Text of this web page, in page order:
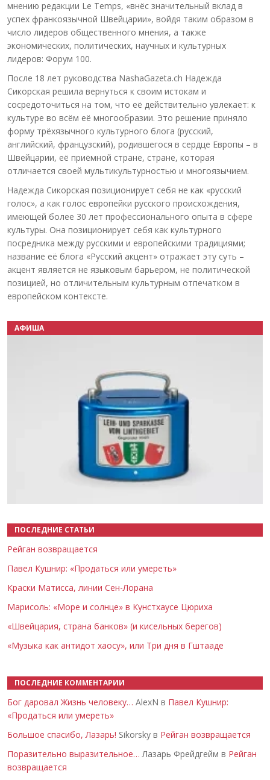
мнению редакции Le Temps, «внёс значительный вклад в
успех франкоязычной Швейцарии», войдя таким образом в
число лидеров общественного мнения, а также
экономических, политических, научных и культурных
лидеров: Форум 100.
После 18 лет руководства NashaGazeta.ch Надежда
Сикорская решила вернуться к своим истокам и
сосредоточиться на том, что её действительно увлекает: к
культуре во всём её многообразии. Это решение приняло
форму трёхязычного культурного блога (русский,
английский, французский), родившегося в сердце Европы – в
Швейцарии, её приёмной стране, стране, которая
отличается своей мультикультурностью и многоязычием.
Надежда Сикорская позиционирует себя не как «русский
голос», а как голос европейки русского происхождения,
имеющей более 30 лет профессионального опыта в сфере
культуры. Она позиционирует себя как культурного
посредника между русскими и европейскими традициями;
название её блога «Русский акцент» отражает эту суть –
акцент является не языковым барьером, не политической
позицией, но отличительным культурным отпечатком в
европейском контексте.
АФИША
ПОСЛЕДНИЕ СТАТЬИ
Рейган возвращается
Павел Кушнир: «Продаться или умереть»
Краски Матисса, линии Сен-Лорана
Марисоль: «Море и солнце» в Кунстхаусе Цюриха
«Швейцария, страна банков» (и кисельных берегов)
«Музыка как антидот хаосу», или Три дня в Гштааде
ПОСЛЕДНИЕ КОММЕНТАРИИ
Бог даровал Жизнь человеку… AlexN в Павел Кушнир:
«Продаться или умереть»
Большое спасибо, Лазарь! Sikorsky в Рейган возвращается
Поразительно выразительное… Лазарь Фрейдгейм в Рейган
возвращается